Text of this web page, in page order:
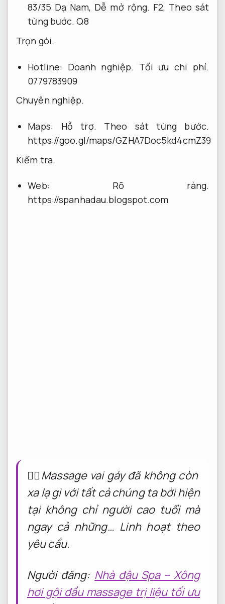
83/35 Dạ Nam, Dễ mở rộng. F2, Theo sát
từng bước. Q8
Trọn gói.
Hotline: Doanh nghiệp. Tối ưu chi phí.
0779783909
Chuyên nghiệp.
Maps: Hỗ trợ.
Theo sát từng bước.
https://goo.gl/maps/GZHA7Doc5kd4cmZ39
Kiểm tra.
Web: Rõ ràng.
https://spanhadau.blogspot.com
💆‍♀️Massage vai gáy đã không còn
xa lạ gì với tất cả chúng ta bởi hiện
tại không chỉ người cao tuổi mà
ngay cả những… Linh hoạt theo
yêu cầu.
Người đăng: Nhà đậu Spa – Xông
hơi gội đầu massage trị liệu tối ưu